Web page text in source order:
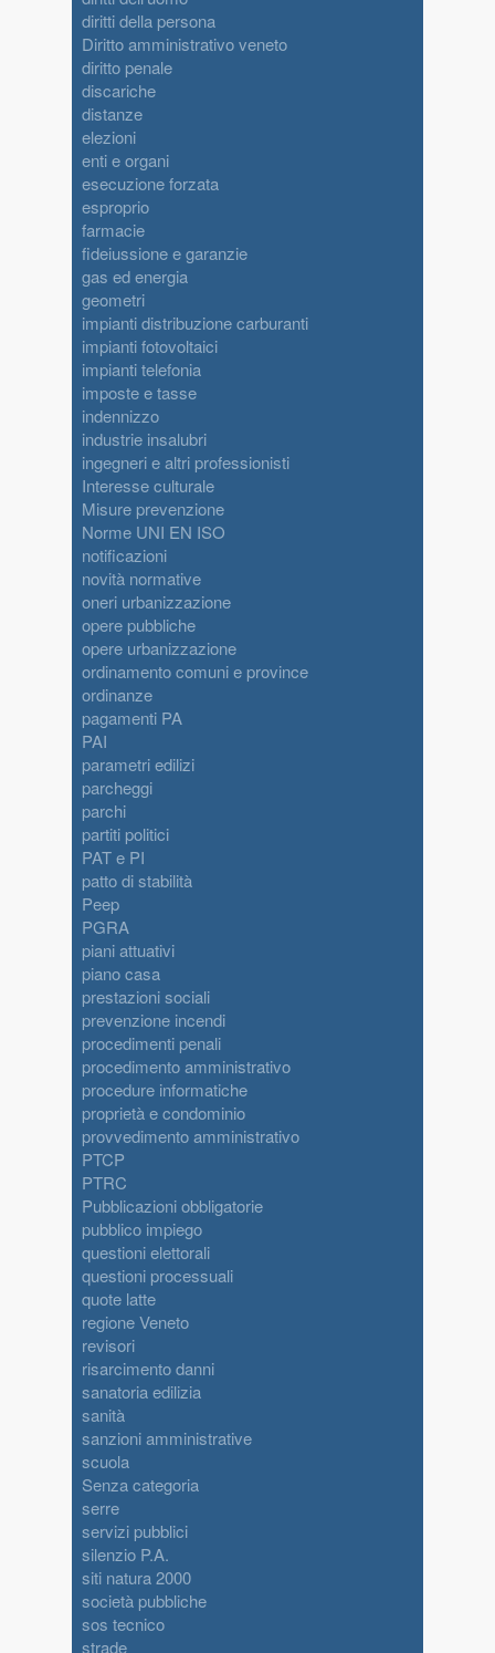
diritti della persona
Diritto amministrativo veneto
diritto penale
discariche
distanze
elezioni
enti e organi
esecuzione forzata
esproprio
farmacie
fideiussione e garanzie
gas ed energia
geometri
impianti distribuzione carburanti
impianti fotovoltaici
impianti telefonia
imposte e tasse
indennizzo
industrie insalubri
ingegneri e altri professionisti
Interesse culturale
Misure prevenzione
Norme UNI EN ISO
notificazioni
novità normative
oneri urbanizzazione
opere pubbliche
opere urbanizzazione
ordinamento comuni e province
ordinanze
pagamenti PA
PAI
parametri edilizi
parcheggi
parchi
partiti politici
PAT e PI
patto di stabilità
Peep
PGRA
piani attuativi
piano casa
prestazioni sociali
prevenzione incendi
procedimenti penali
procedimento amministrativo
procedure informatiche
proprietà e condominio
provvedimento amministrativo
PTCP
PTRC
Pubblicazioni obbligatorie
pubblico impiego
questioni elettorali
questioni processuali
quote latte
regione Veneto
revisori
risarcimento danni
sanatoria edilizia
sanità
sanzioni amministrative
scuola
Senza categoria
serre
servizi pubblici
silenzio P.A.
siti natura 2000
società pubbliche
sos tecnico
strade